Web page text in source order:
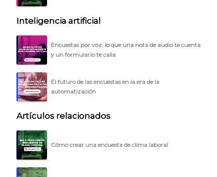
Inteligencia artificial
Encuestas por voz: lo que una nota de audio te cuenta
y un formulario te calla
El futuro de las encuestas en la era de la
automatización
Artículos relacionados
Cómo crear una encuesta de clima laboral